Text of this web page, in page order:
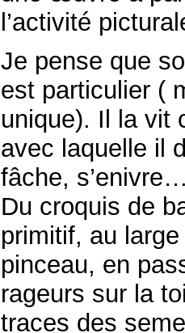
l’activité
Je pense que
est particulier (
unique). Il la vit
avec laquelle il
fâche,
Du croquis de
primitif, au
pinceau, en
rageurs sur la
traces des